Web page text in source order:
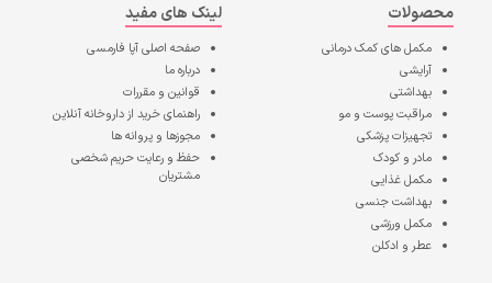
محصولات
مکمل های کمک درمانی
آرایشی
بهداشتی
مراقبت پوست و مو
تجهیزات پزشکی
مادر و کودک
مکمل غذایی
بهداشت جنسی
مکمل ورزشی
عطر و ادکلن
لینک های مفید
صفحه اصلیآپا فارمسی
درباره ما
قوانین و مقررات
راهنمای خرید از داروخانه آنلاین
مجوزها و پروانه ها
حفظ و رعایت حریم شخصی
مشتریان